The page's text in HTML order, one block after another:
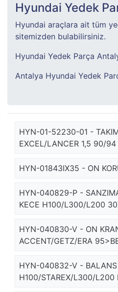
Hyundai Yedek
Hyundai araçlara ait tüm
sitemizden bulabilirsiniz.
Hyundai Yedek Parça
Antalya Hyundai Yedek
HYN-01-52230-01 -
EXCEL/LANCER 1,5 90/94
HYN-01843IX35 - ON
HYN-040829-P -
KECE H100/L300/L200
HYN-040830-V - ON
ACCENT/GETZ/ERA
HYN-040832-V - BALANS
H100/STAREX/L300/L200